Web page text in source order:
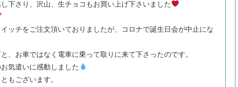
下さり、沢山、生チョコもお買い上げ下さいました
ッチをご注文頂いておりましたが、コロナで誕生日会が中止にな
、お車ではなく電車に乗って取りに来て下さったのです。
気遣いに感動しました
もございます。